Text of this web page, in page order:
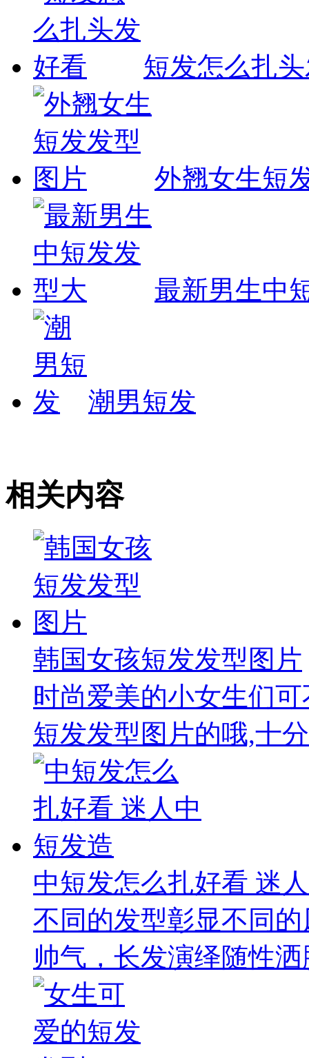
短发怎么扎
外翘女生短
最新男生中
潮男短发
相关内容
韩国女孩短发发型图片
时尚爱美的小女生们
短发发型图片的哦,十
中短发怎么扎好看 迷
不同的发型彰显不同
帅气，长发演绎随性